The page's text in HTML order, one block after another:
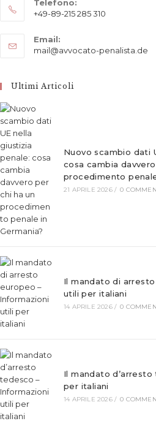
Telefono:
+49-89-215 285 310
in
your
Email:
mail@avvocato-penalista.de
Ultimi Articoli
Nuovo scambio dati
cosa cambia
procedimento
21 APRILE 2026 / 0
Il mandato di
utili per italiani
14 APRILE 2026 / 0
Il mandato
per italiani
14 APRILE 2026 / 0